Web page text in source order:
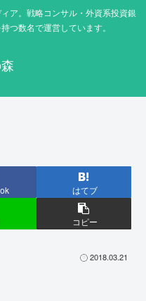
ア。戦略コンサル・外資系投資銀
つ数名で運営しています。
はてブ
コピー
2018.03.21